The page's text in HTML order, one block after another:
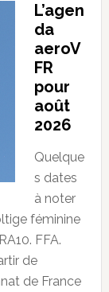
L’agen
da
aeroV
FR
pour
août
2026
Quelque
s dates
à noter
féminine
FFA.
de
de France